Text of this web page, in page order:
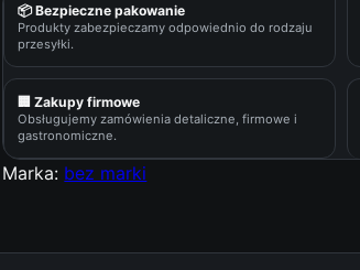
M
E
R
O
e
📦 Bezpieczne pakowanie
Produkty zabezpieczamy odpowiednio do rodzaju
przesyłki.
🏢 Zakupy firmowe
Obsługujemy zamówienia detaliczne, firmowe i
gastronomiczne.
Marka: bez marki